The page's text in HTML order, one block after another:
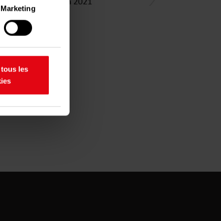
être
des
services.
Marketing
les